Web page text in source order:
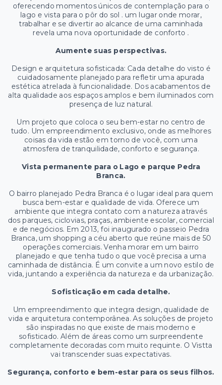
oferecendo momentos únicos de contemplação para o
lago e vista para o pôr do sol . um lugar onde morar,
trabalhar e se divertir ao alcance de uma caminhada
revela uma nova oportunidade de conforto .
Aumente suas perspectivas.
Design e arquitetura sofisticada: Cada detalhe do visto é
cuidadosamente planejado para refletir uma apurada
estética atrelada à funcionalidade. Dos acabamentos de
alta qualidade aos espaços amplos e bem iluminados com
presença de luz natural.
Um projeto que coloca o seu bem-estar no centro de
tudo. Um empreendimento exclusivo, onde as melhores
coisas da vida estão em torno de você, com uma
atmosfera de tranquilidade, conforto e segurança.
Vista permanente para o Lago e parque Pedra
Branca.
O bairro planejado Pedra Branca é o lugar ideal para quem
busca bem-estar e qualidade de vida. Oferece um
ambiente que integra contato com a natureza através
dos parques, ciclovias, praças, ambiente escolar, comercial
e de negócios. Em 2013, foi inaugurado o passeio Pedra
Branca, um shopping a céu aberto que reúne mais de 50
operações comerciais. Venha morar em um bairro
planejado e que tenha tudo o que você precisa a uma
caminhada de distância. É um convite a um novo estilo de
vida, juntando a experiência da natureza e da urbanização.
Sofisticação em cada detalhe.
Um empreendimento que integra design, qualidade de
vida e arquitetura contemporânea. As soluções de projeto
são inspiradas no que existe de mais moderno e
sofisticado. Além de áreas como um surpreendente
completamente decoradas com muito requinte. O Vistta
vai transcender suas expectativas.
Segurança, conforto e bem-estar para os seus filhos.